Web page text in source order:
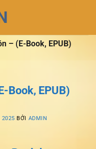
– (E-Book, EPUB)
Book, EPUB)
2025 BỞI ADMIN